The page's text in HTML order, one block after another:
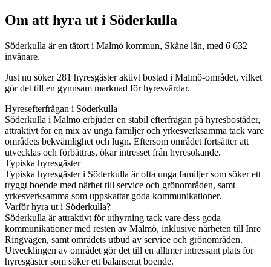
Om att hyra ut i Söderkulla
Söderkulla är en tätort i Malmö kommun, Skåne län, med 6 632
invånare.
Just nu söker 281 hyresgäster aktivt bostad i Malmö-området, vilket
gör det till en gynnsam marknad för hyresvärdar.
Hyresefterfrågan i Söderkulla
Söderkulla i Malmö erbjuder en stabil efterfrågan på hyresbostäder,
attraktivt för en mix av unga familjer och yrkesverksamma tack vare
områdets bekvämlighet och lugn. Eftersom området fortsätter att
utvecklas och förbättras, ökar intresset från hyresökande.
Typiska hyresgäster
Typiska hyresgäster i Söderkulla är ofta unga familjer som söker ett
tryggt boende med närhet till service och grönområden, samt
yrkesverksamma som uppskattar goda kommunikationer.
Varför hyra ut i Söderkulla?
Söderkulla är attraktivt för uthyrning tack vare dess goda
kommunikationer med resten av Malmö, inklusive närheten till Inre
Ringvägen, samt områdets utbud av service och grönområden.
Utvecklingen av området gör det till en alltmer intressant plats för
hyresgäster som söker ett balanserat boende.